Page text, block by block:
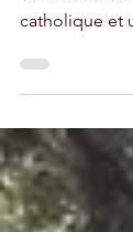
Entrons
Taroudant. Il
catholique et